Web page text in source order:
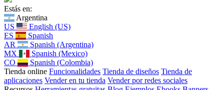
Estás en:
Argentina
US
English (US)
ES
Spanish
AR
Spanish (Argentina)
MX
Spanish (Mexico)
CO
Spanish (Colombia)
Tienda online Funcionalidades Tienda de diseños Tienda de
aplicaciones Vender en tu tienda Vender por redes sociales